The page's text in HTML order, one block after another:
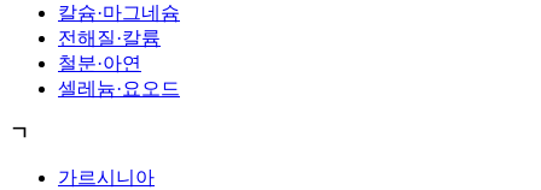
칼슘·마그네슘
전해질·칼륨
철분·아연
셀레늄·요오드
ㄱ
가르시니아